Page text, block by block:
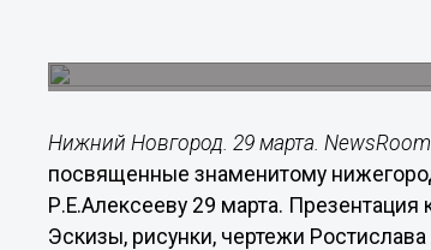
Нижний Новгород. 29 марта.
посвященные знаменитому
Р.Е.Алексееву 29 марта.
Эскизы, рисунки, чертежи